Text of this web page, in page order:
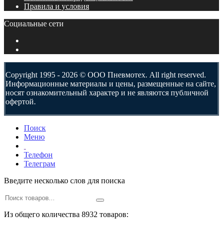
Правила и условия
Социальные сети
Copyright 1995 - 2026 © ООО Пневмотех. All right reserved.
Информационные материалы и цены, размещенные на сайте,
носят ознакомительный характер и не являются публичной
офертой.
Поиск
Меню
Телефон
Телеграм
Введите несколько слов для поиска
Из общего количества 8932 товаров: